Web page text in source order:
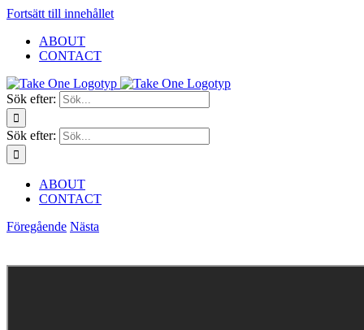
Fortsätt till innehållet
ABOUT
CONTACT
Sök efter:
Sök efter:
ABOUT
CONTACT
Föregående Nästa